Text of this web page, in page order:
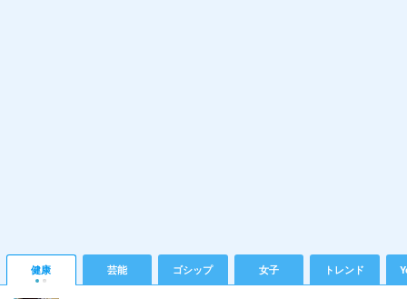
健康 芸能 ゴシップ 女子 トレンド